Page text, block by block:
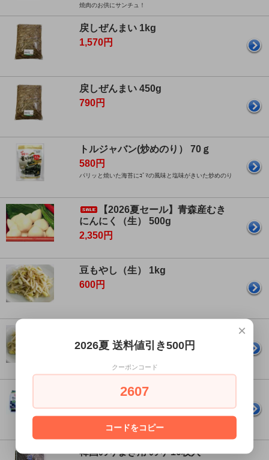
焼肉のお供にサンチュ！
戻しぜんまい 1kg
1,570円
戻しぜんまい 450g
790円
トルジャバン(炒めのり） 70ｇ
580円
パリッと焼いた海苔にｺﾞﾏの風味と塩味がきいた炒めのり
【2026夏セール】青森産むき
にんにく（生） 500g
2,350円
豆もやし（生） 1kg
600円
300円
オットンジャカットのり 8切×8枚
195円
韓国のりまき用 のり 10枚入
×
2026夏 送料値引き500円
クーポンコード
2607
コードをコピー